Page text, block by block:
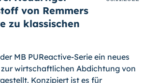
von Remmers
zu klassischen
MB PUReactive-Serie ein neues
wirtschaftlichen Abdichtung von
Konzipiert ist es für